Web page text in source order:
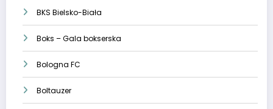
BKS Bielsko-Biała
Boks – Gala bokserska
Bologna FC
Boltauzer